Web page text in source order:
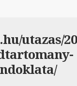
utazas/